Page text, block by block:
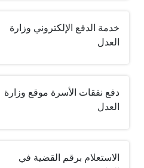
خدمة الدفع الإلكتروني وزارة
العدل
دفع نفقات الأسرة موقع وزارة
العدل
الاستعلام برقم القضية في